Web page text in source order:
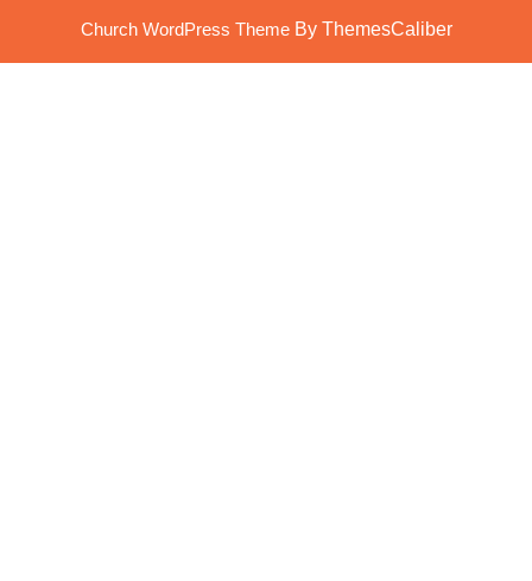
Church WordPress ThemeBy ThemesCaliber